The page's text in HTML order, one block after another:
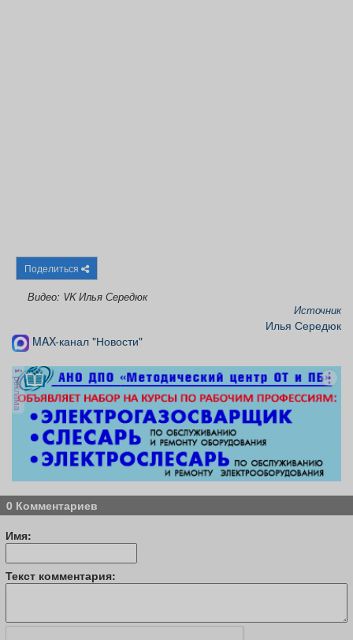
Поделиться
Видео: VK Илья Середюк
Источник
Илья Середюк
MAX-канал "Новости"
реклама
0 Комментариев
Имя:
Текст комментария: